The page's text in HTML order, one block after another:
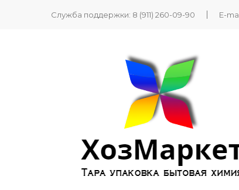
Служба поддержки: 8 (911) 260-09-90 E-